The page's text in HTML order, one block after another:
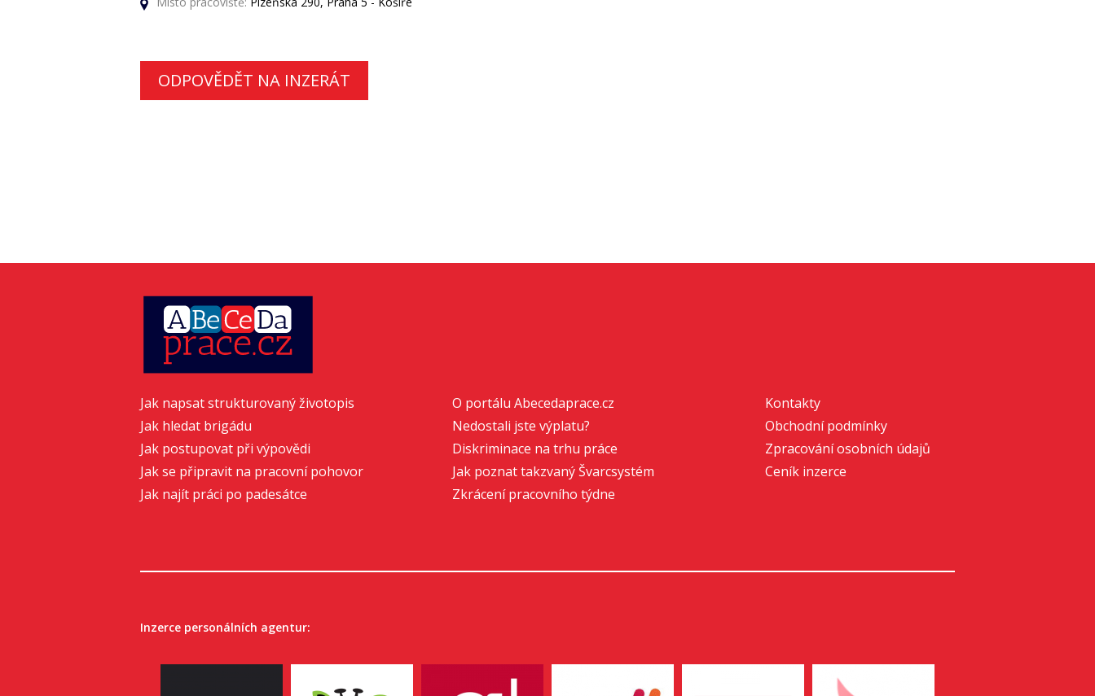
ODPOVĚDĚT NA INZERÁT
Jak napsat strukturovaný životopis
Jak hledat brigádu
Jak postupovat při výpovědi
Jak se připravit na pracovní pohovor
Jak najít práci po padesátce
O portálu Abecedaprace.cz
Nedostali jste výplatu?
Diskriminace na trhu práce
Jak poznat takzvaný Švarcsystém
Zkrácení pracovního týdne
Kontakty
Obchodní podmínky
Zpracování osobních údajů
Ceník inzerce
Inzerce personálních agentur: